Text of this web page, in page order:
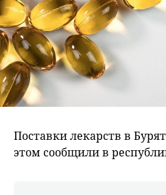
Поставки лекарств в
этом сообщили в